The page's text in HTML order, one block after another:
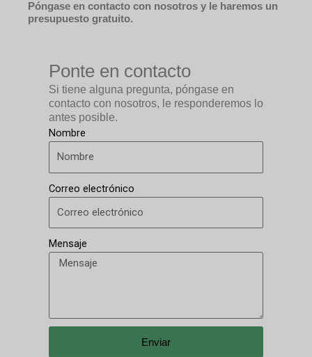
Póngase en contacto con nosotros y le haremos un
presupuesto gratuito.
Ponte en contacto
Si tiene alguna pregunta, póngase en
contacto con nosotros, le responderemos lo
antes posible.
Nombre
Correo electrónico
Mensaje
Enviar